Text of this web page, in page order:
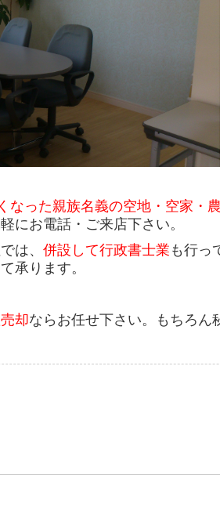
なった親族名義の空地・空家・
にお電話・ご来店下さい。
は、 併設して行政書士業 も行っ
承ります。
却ならお任せ下さい。もちろん